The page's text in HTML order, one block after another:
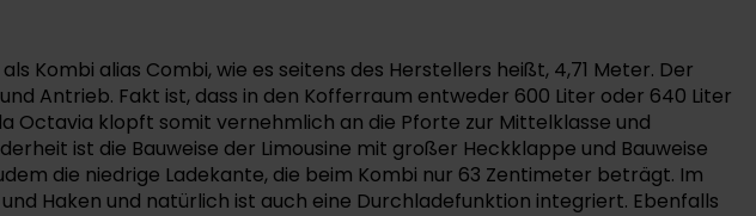
Kombi alias Combi, wie es seitens des Herstellers heißt, 4,71 Meter. Der
Antrieb. Fakt ist, dass in den Kofferraum entweder 600 Liter oder 640 Liter
Octavia klopft somit vernehmlich an die Pforte zur Mittelklasse und
ist die Bauweise der Limousine mit großer Heckklappe und Bauweise
die niedrige Ladekante, die beim Kombi nur 63 Zentimeter beträgt. Im
Haken und natürlich ist auch eine Durchladefunktion integriert. Ebenfalls